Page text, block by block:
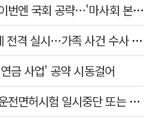
김병삼 경북 영천시장, 이번엔 국회 공략…'마사회 본사 이전·광역교통망 확충' 요청
경찰, 9월 초부터 상피제 전격 실시…가족 사건 수사 못해
금 사업' 공약 시동걸어
연일 폭염 지속, 자동차운전면허시험 일시중단 또는 축소 운영